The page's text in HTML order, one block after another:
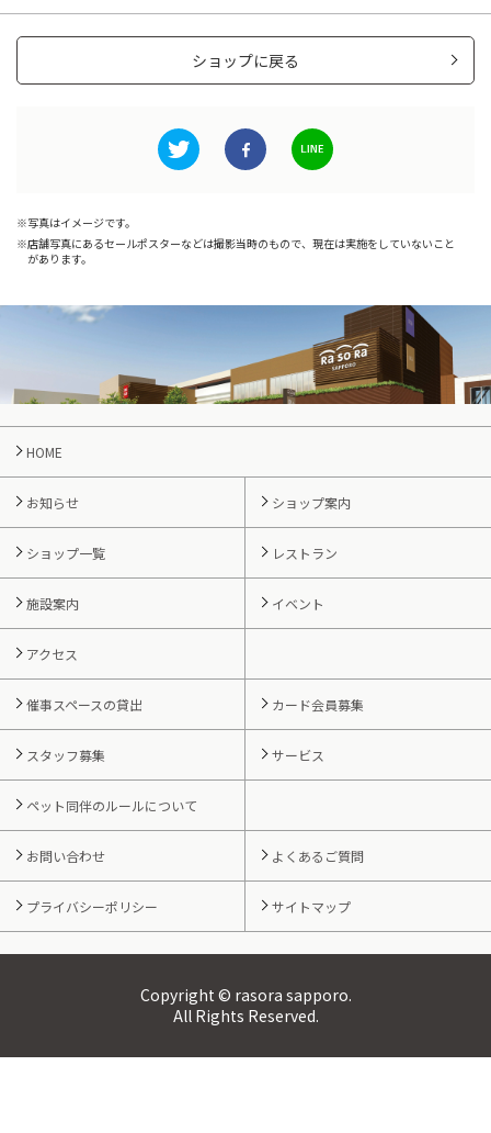
ショップに戻る
写真はイメージです。
店舗写真にあるセールポスターなどは撮影当時のもので、現在は実施をしていないこと
があります。
HOME
お知らせ ショップ案内
ショップ一覧 レストラン
施設案内 イベント
アクセス
催事スペースの貸出 カード会員募集
スタッフ募集 サービス
ペット同伴のルールについて
お問い合わせ よくあるご質問
プライバシーポリシー サイトマップ
Copyright © rasora sapporo.
All Rights Reserved.